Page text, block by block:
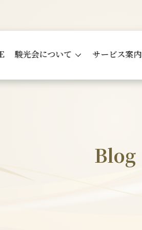
駿光会について サービス案内
Blog